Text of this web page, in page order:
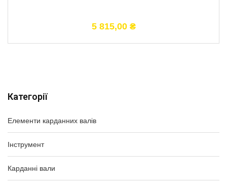
Категорії
Елементи карданних валів
Інструмент
Карданні вали
5 815,00 ₴